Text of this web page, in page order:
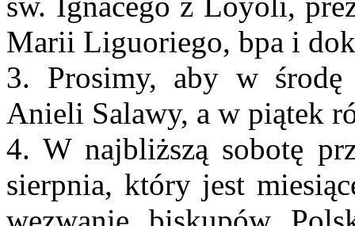
Marii Liguoriego, bpa i
3. Prosimy, aby w środę
Anieli Salawy, a w piątek
4. W najbliższą sobotę
sierpnia, który jest